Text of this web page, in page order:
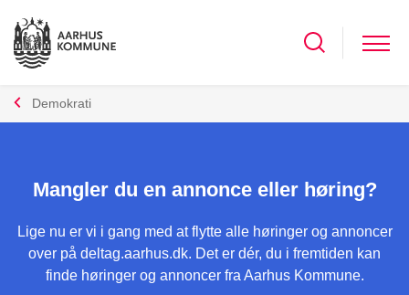
Demokrati
Mangler du en annonce eller høring?
Lige nu er vi i gang med at flytte alle høringer og annoncer
over på deltag.aarhus.dk. Det er dér, du i fremtiden kan
finde høringer og annoncer fra Aarhus Kommune.